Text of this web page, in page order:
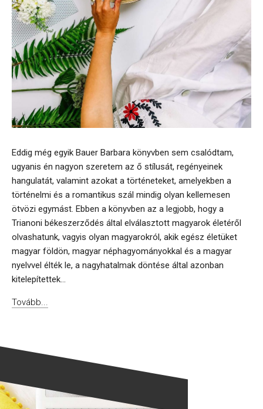
Eddig még egyik Bauer Barbara könyvben sem csalódtam,
ugyanis én nagyon szeretem az ő stílusát, regényeinek
hangulatát, valamint azokat a történeteket, amelyekben a
történelmi és a romantikus szál mindig olyan kellemesen
ötvözi egymást. Ebben a könyvben az a legjobb, hogy a
Trianoni békeszerződés által elválasztott magyarok életéről
olvashatunk, vagyis olyan magyarokról, akik egész életüket
magyar földön, magyar néphagyományokkal és a magyar
nyelvvel élték le, a nagyhatalmak döntése által azonban
kitelepítettek...
Tovább...